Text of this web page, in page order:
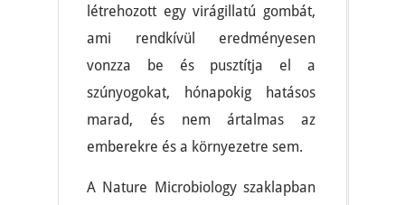
létrehozott egy virágillatú gombát,
ami rendkívül eredményesen
vonzza be és pusztítja el a
szúnyogokat, hónapokig hatásos
marad, és nem ártalmas az
emberekre és a környezetre sem.
A Nature Microbiology szaklapban